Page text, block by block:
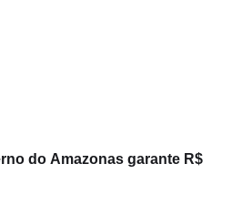
do Amazonas garante R$